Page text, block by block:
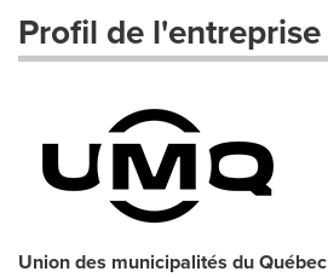
Profil de l'entreprise
Union des municipalités du Québec